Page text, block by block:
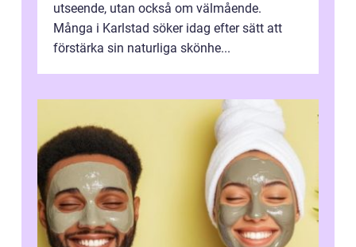
utseende, utan också om välmående.
Många i Karlstad söker idag efter sätt att
förstärka sin naturliga skönhe...